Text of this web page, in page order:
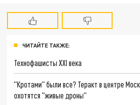
ЧИТАЙТЕ ТАКЖЕ:
Технофашисты XXI века
"Кротами" были все? Теракт в центре
охотятся "живые дроны"